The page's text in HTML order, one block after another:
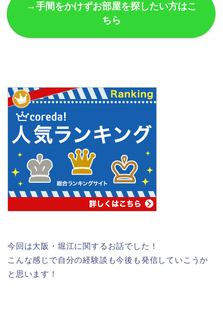
→手間をかけずお部屋を探したい方はこ
ちら
今回は大阪・堀江に関するお話でした！
こんな感じで自分の経験談も今後も発信していこうか
と思います！